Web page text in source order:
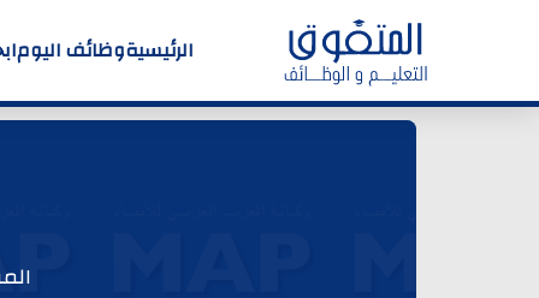
الرئيسيةوظائف اليوم